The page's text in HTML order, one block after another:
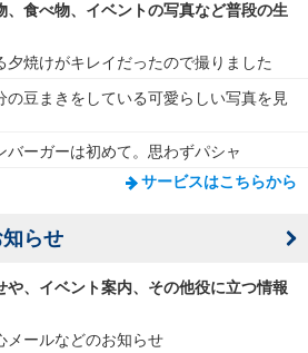
、食べ物、イベントの写真など普段の生
夕焼けがキレイだったので撮りました
の豆まきをしている可愛らしい写真を見
バーガーは初めて。思わずパシャ
サービスはこちらから
らせ
や、イベント案内、その他役に立つ情報
メールなどのお知らせ